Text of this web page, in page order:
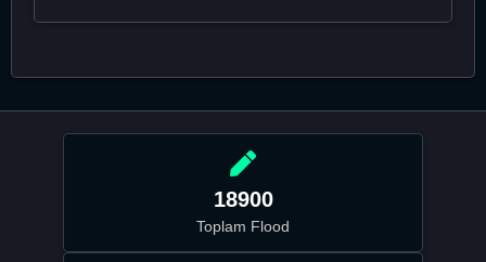
18900
Toplam Flood